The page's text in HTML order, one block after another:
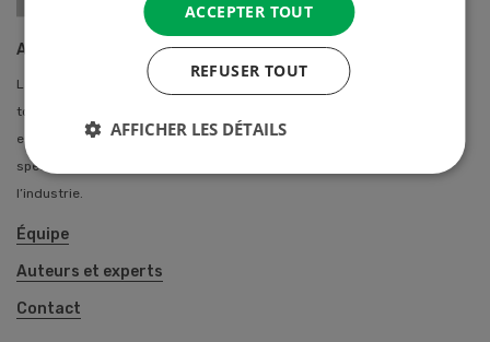
A propos de nous
La Revue UFA propose des solutions professionnelles individuelles à
toutes les agricultrices et agriculteurs de Suisse. Notre équipe
entretien des contacts privilégiés avec de nombreux auteurs
spécialisés des stations de recherche, des hautes écoles et de
l’industrie.
Équipe
Auteurs et experts
Contact
ACCEPTER TOUT
REFUSER TOUT
AFFICHER LES DÉTAILS